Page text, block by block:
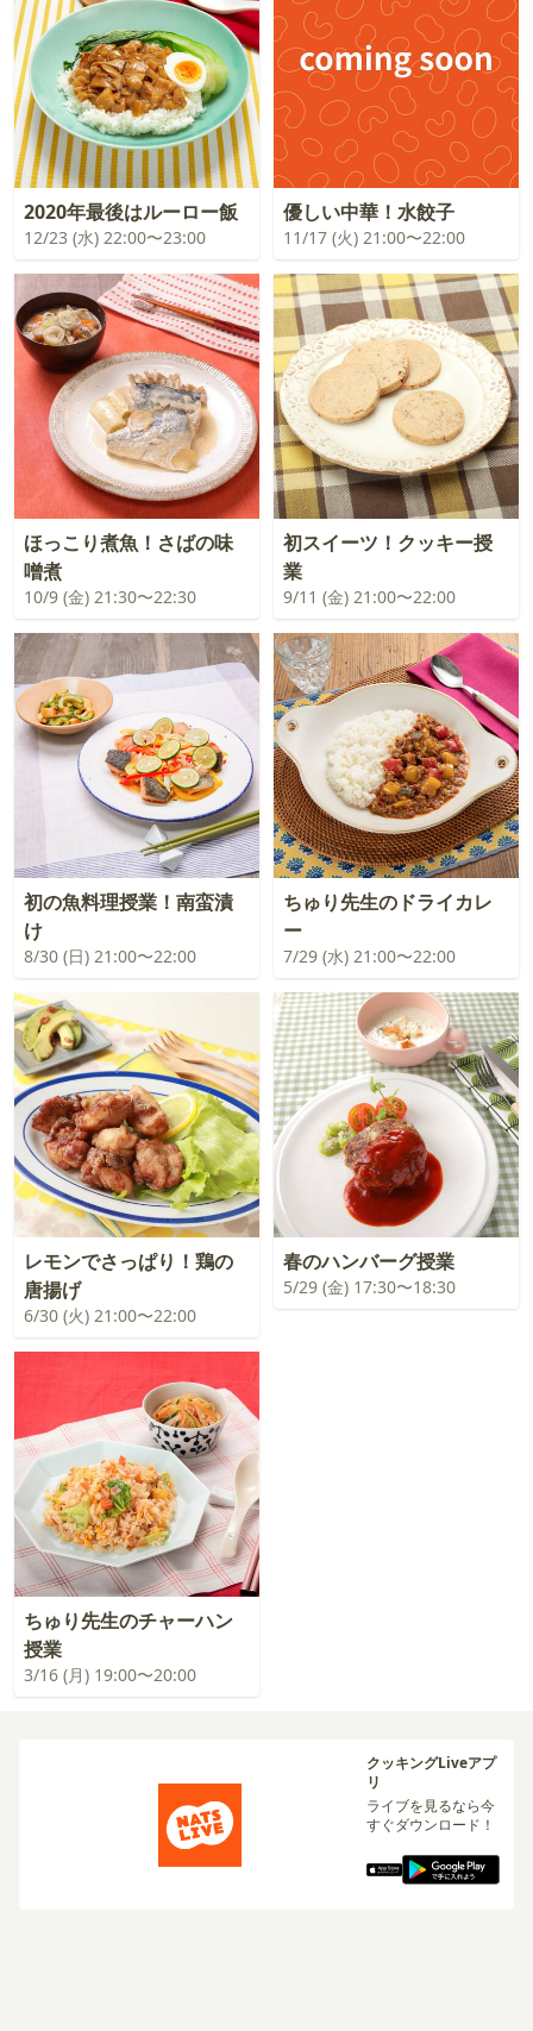
2020年最後はルーロー飯
12/23 (水) 22:00〜23:00
優しい中華！水餃子
11/17 (火) 21:00〜22:00
ほっこり煮魚！さばの味
噌煮
10/9 (金) 21:30〜22:30
初スイーツ！クッキー授
業
9/11 (金) 21:00〜22:00
初の魚料理授業！南蛮漬
け
8/30 (日) 21:00〜22:00
ちゅり先生のドライカレ
ー
7/29 (水) 21:00〜22:00
レモンでさっぱり！鶏の
唐揚げ
6/30 (火) 21:00〜22:00
春のハンバーグ授業
5/29 (金) 17:30〜18:30
ちゅり先生のチャーハン
授業
3/16 (月) 19:00〜20:00
クッキングLiveアプ
リ
ライブを見るなら今
すぐダウンロード！